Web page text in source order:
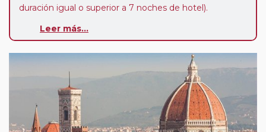
duración igual o superior a 7 noches de hotel).
Pasajero Club:este circuito, en cualquier época del
nosotros en los últimos 3 años y que pertenezcan a
nuestro Club de Pasajeros (cuya obtención se realiza
tras rellenar el cuestionario de satisfacción en "Mi viaje")
o los que estén en luna de miel contarán con un
descuento del 5%.
Leer más...